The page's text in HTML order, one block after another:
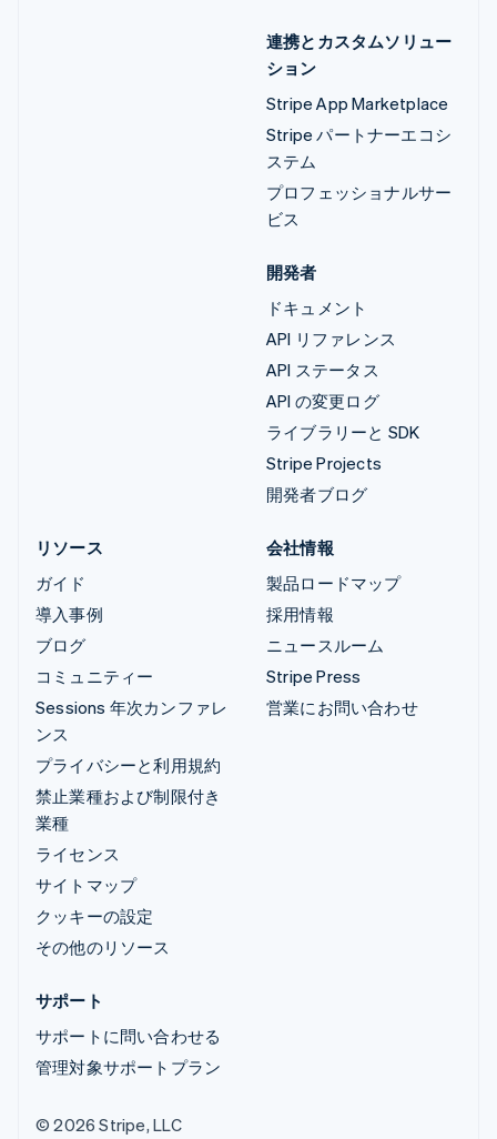
連携とカスタムソリュー
ション
Stripe App Marketplace
Stripe パートナーエコシ
ステム
プロフェッショナルサー
ビス
開発者
ドキュメント
API リファレンス
API ステータス
API の変更ログ
ライブラリーと SDK
Stripe Projects
開発者ブログ
リソース
ガイド
導入事例
ブログ
コミュニティー
Sessions 年次カンファレ
ンス
プライバシーと利用規約
禁止業種および制限付き
業種
ライセンス
サイトマップ
クッキーの設定
その他のリソース
会社情報
製品ロードマップ
採用情報
ニュースルーム
Stripe Press
営業にお問い合わせ
サポート
サポートに問い合わせる
管理対象サポートプラン
© 2026 Stripe, LLC